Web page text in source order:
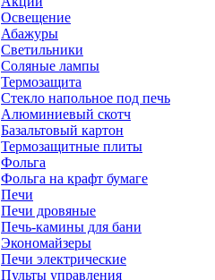
Освещение
Абажуры
Светильники
Соляные лампы
Термозащита
Стекло напольное под печь
Алюминиевый скотч
Базальтовый картон
Термозащитные плиты
Фольга
Фольга на крафт бумаге
Печи
Печи дровяные
Печь-камины для бани
Экономайзеры
Печи электрические
Пульты управления